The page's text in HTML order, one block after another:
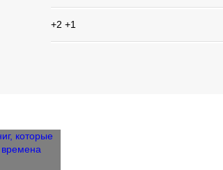
+2 +1